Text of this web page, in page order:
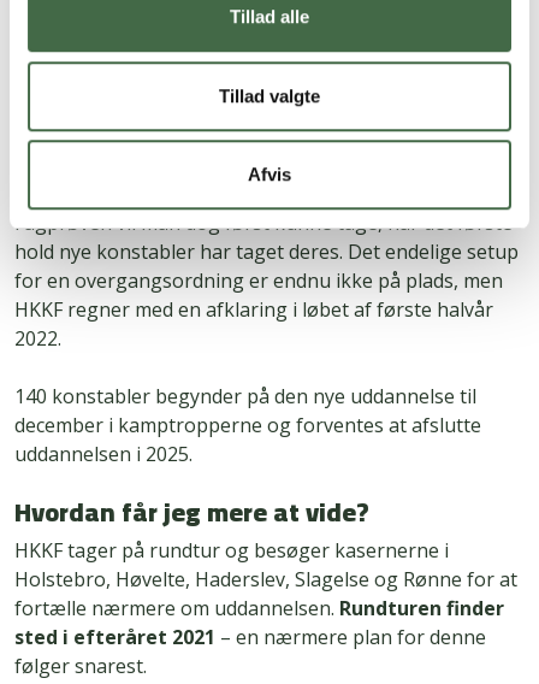
Tillad alle
Tillad valgte
Afvis
med fagprøven, når det første hold af nye konstabler
har været igennem hele uddannelsen (da de pilottester
HKKF vil arbejde for, at man som nuværende konstabel
kan uddanne sig løbende og ikke skal vente fire år, før
den samlede uddannelse er testet.
Fagprøven vil man dog først kunne tage, når det første
hold nye konstabler har taget deres. Det endelige setup
for en overgangsordning er endnu ikke på plads, men
HKKF regner med en afklaring i løbet af første halvår
2022.
140 konstabler begynder på den nye uddannelse til
december i kamptropperne og forventes at afslutte
uddannelsen i 2025.
Hvordan får jeg mere at vide?
HKKF tager på rundtur og besøger kasernerne i
Holstebro, Høvelte, Haderslev, Slagelse og Rønne for at
fortælle nærmere om uddannelsen. Rundturen finder
sted i efteråret 2021 – en nærmere plan for denne
følger snarest.